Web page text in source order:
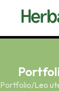
Portfolio Leo